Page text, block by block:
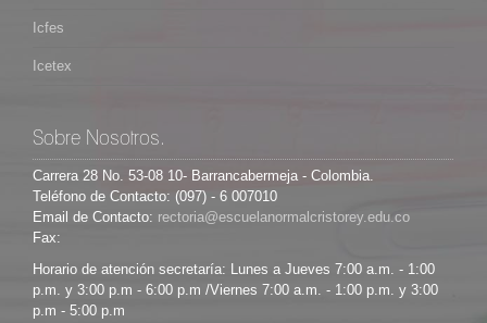
Icfes
Icetex
Sobre Nosotros.
Carrera 28 No. 53-08 10- Barrancabermeja - Colombia.
Teléfono de Contacto: (097) - 6 007010
Email de Contacto:
Fax:
Horario de atención secretaría: Lunes a Jueves 7:00 a.m. - 1:00
p.m. y 3:00 p.m - 6:00 p.m /Viernes 7:00 a.m. - 1:00 p.m. y 3:00
p.m - 5:00 p.m